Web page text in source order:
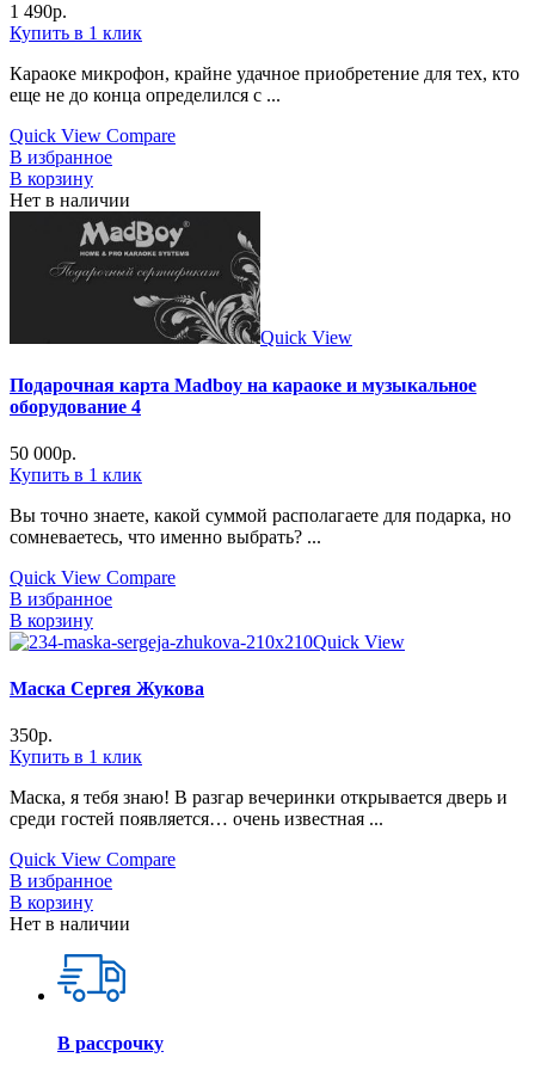
1 490р.
Купить в 1 клик
Караоке микрофон, крайне удачное приобретение для тех, кто
еще не до конца определился с ...
Quick View Compare
В избранное
В корзину
Нет в наличии
Quick View
Подарочная карта Madboy на караоке и музыкальное
оборудование 4
50 000р.
Купить в 1 клик
Вы точно знаете, какой суммой располагаете для подарка, но
сомневаетесь, что именно выбрать? ...
Quick View Compare
В избранное
В корзину
Quick View
Маска Сергея Жукова
350р.
Купить в 1 клик
Маска, я тебя знаю! В разгар вечеринки открывается дверь и
среди гостей появляется… очень известная ...
Quick View Compare
В избранное
В корзину
Нет в наличии
В рассрочку